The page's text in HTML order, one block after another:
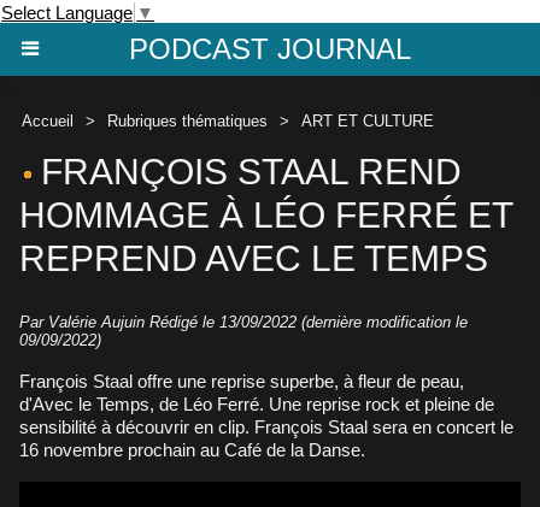
Select Language ▼
PODCAST JOURNAL
Accueil > Rubriques thématiques > ART ET CULTURE
FRANÇOIS STAAL REND
HOMMAGE À LÉO FERRÉ ET
REPREND AVEC LE TEMPS
Par Valérie Aujuin Rédigé le 13/09/2022 (dernière modification le
09/09/2022)
François Staal offre une reprise superbe, à fleur de peau,
d'Avec le Temps, de Léo Ferré. Une reprise rock et pleine de
sensibilité à découvrir en clip. François Staal sera en concert le
16 novembre prochain au Café de la Danse.